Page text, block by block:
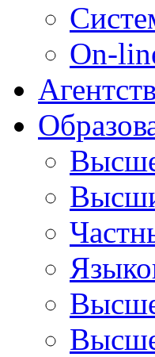
On-